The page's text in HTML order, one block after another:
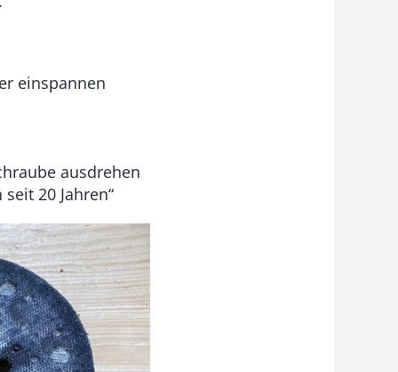
einspannen
ausdrehen
20 Jahren“